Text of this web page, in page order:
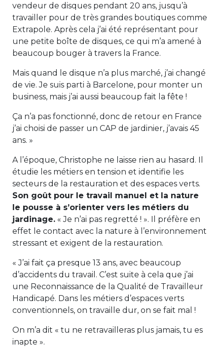
vendeur de disques pendant 20 ans, jusqu’à
travailler pour de très grandes boutiques comme
Extrapole. Après cela j’ai été représentant pour
une petite boîte de disques, ce qui m’a amené à
beaucoup bouger à travers la France.
Mais quand le disque n’a plus marché, j’ai changé
de vie. Je suis parti à Barcelone, pour monter un
business, mais j’ai aussi beaucoup fait la fête !
Ça n’a pas fonctionné, donc de retour en France
j’ai choisi de passer un CAP de jardinier, j’avais 45
ans. »
A l’époque, Christophe ne laisse rien au hasard. Il
étudie les métiers en tension et identifie les
secteurs de la restauration et des espaces verts.
Son goût pour le travail manuel et la nature
le pousse à s’orienter vers les métiers du
jardinage.« Je n’ai pas regretté ! ». Il préfère en
effet le contact avec la nature à l’environnement
stressant et exigent de la restauration.
« J’ai fait ça presque 13 ans, avec beaucoup
d’accidents du travail. C’est suite à cela que j’ai
une Reconnaissance de la Qualité de Travailleur
Handicapé. Dans les métiers d’espaces verts
conventionnels, on travaille dur, on se fait mal !
On m’a dit « tu ne retravailleras plus jamais, tu es
inapte ».